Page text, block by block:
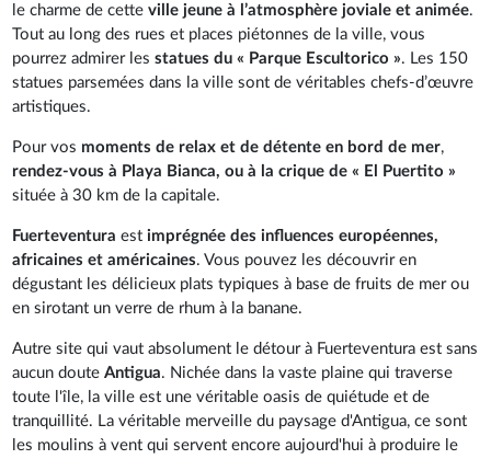
le charme de cetteville jeune à l’atmosphère joviale et animée.
Tout au long des rues et places piétonnes de la ville, vous
pourrez admirer les statues du « Parque Escultorico ». Les 150
statues parsemées dans la ville sont de véritables chefs-d’œuvre
artistiques.
Pour vos moments de relax et de détente en bord de mer,
rendez-vous à Playa Bianca, ou à la crique de « El Puertito »
située à 30 km de la capitale.
Fuerteventuraest imprégnée des influences européennes,
africaines et américaines. Vous pouvez les découvrir en
dégustant les délicieux plats typiques à base de fruits de mer ou
en sirotant un verre de rhum à la banane.
Autre site qui vaut absolument le détour à Fuerteventura est sans
aucun douteAntigua. Nichée dans la vaste plaine qui traverse
toute l'île, la ville est une véritable oasis de quiétude et de
tranquillité. La véritable merveille du paysage d'Antigua, ce sont
les moulins à vent qui servent encore aujourd'hui à produire le